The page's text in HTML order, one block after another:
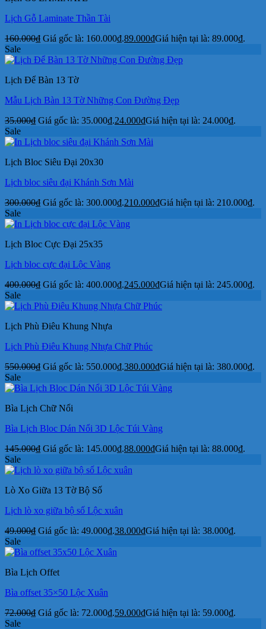
Lịch Gỗ Laminate Thần Tài
160.000₫ Giá gốc là: 160.000₫.89.000₫Giá hiện tại là: 89.000₫.
Sale
Lịch Để Bàn 13 Tờ
Mẫu Lịch Bàn 13 Tờ Những Con Đường Đẹp
35.000₫ Giá gốc là: 35.000₫.24.000₫Giá hiện tại là: 24.000₫.
Sale
Lịch Bloc Siêu Đại 20x30
Lịch bloc siêu đại Khánh Sơn Mài
300.000₫ Giá gốc là: 300.000₫.210.000₫Giá hiện tại là: 210.000₫.
Sale
Lịch Bloc Cực Đại 25x35
Lịch bloc cực đại Lộc Vàng
400.000₫ Giá gốc là: 400.000₫.245.000₫Giá hiện tại là: 245.000₫.
Sale
Lịch Phù Điêu Khung Nhựa
Lịch Phù Điêu Khung Nhựa Chữ Phúc
550.000₫ Giá gốc là: 550.000₫.380.000₫Giá hiện tại là: 380.000₫.
Sale
Bìa Lịch Chữ Nổi
Bìa Lịch Bloc Dán Nổi 3D Lộc Túi Vàng
145.000₫ Giá gốc là: 145.000₫.88.000₫Giá hiện tại là: 88.000₫.
Sale
Lò Xo Giữa 13 Tờ Bộ Số
Lịch lò xo giữa bộ số Lộc xuân
49.000₫ Giá gốc là: 49.000₫.38.000₫Giá hiện tại là: 38.000₫.
Sale
Bìa Lịch Offet
Bìa offset 35×50 Lộc Xuân
72.000₫ Giá gốc là: 72.000₫.59.000₫Giá hiện tại là: 59.000₫.
Sale